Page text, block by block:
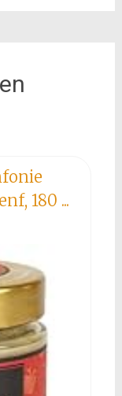
180 ...